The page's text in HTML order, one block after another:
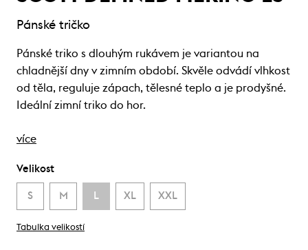
Pánské tričko
Pánské triko s dlouhým rukávem je variantou na
chladnější dny v zimním období. Skvěle odvádí vlhkost
od těla, reguluje zápach, tělesné teplo a je prodyšné.
Ideální zimní triko do hor.
více
Velikost
S M L XL XXL
Tabulka velikostí